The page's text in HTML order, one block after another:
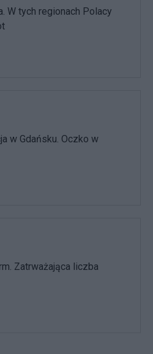
W tych regionach Polacy
w Gdańsku. Oczko w
Zatrważająca liczba